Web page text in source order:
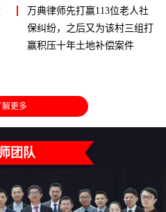
万典律师先打赢113位老人社
保纠纷，之后又为该村三组打
赢积压十年土地补偿案件
解更多
团队